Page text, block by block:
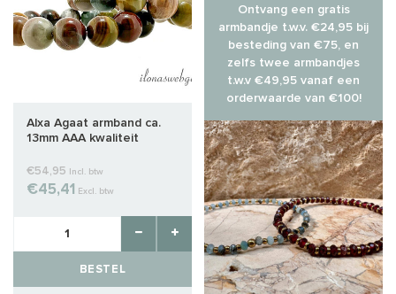
Alxa Agaat armband ca.
13mm AAA kwaliteit
€54,95 Incl. btw
€45,41 Excl. btw
BESTEL
Ontvang een gratis
armbandje t.w.v. €24,95 bij
besteding van €75, en
zelfs twee armbandjes
t.w.v €49,95 vanaf een
orderwaarde van €100!